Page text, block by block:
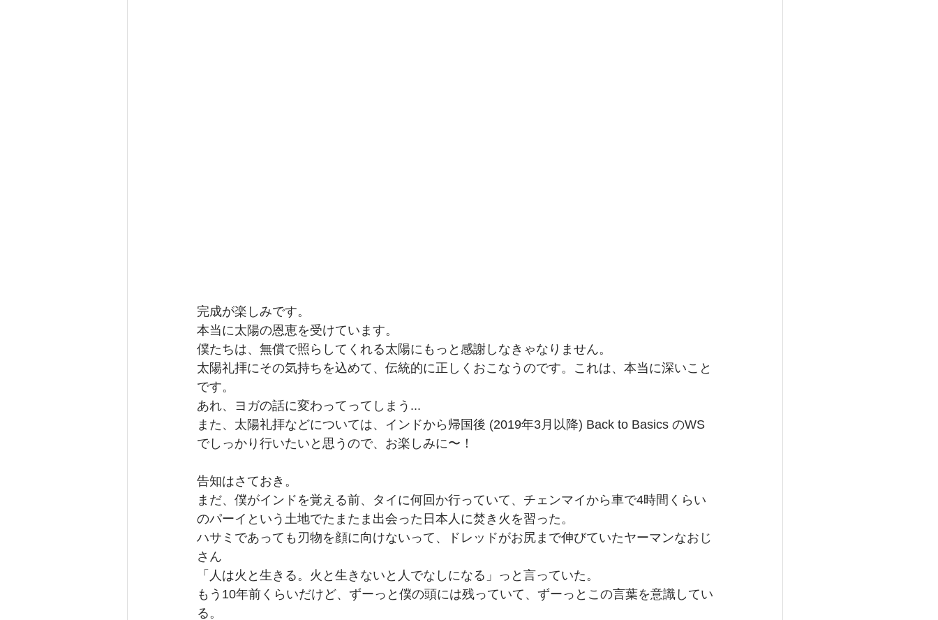
完成が楽しみです。
本当に太陽の恩恵を受けています。
僕たちは、無償で照らしてくれる太陽にもっと感謝しなきゃなりません。
太陽礼拝にその気持ちを込めて、伝統的に正しくおこなうのです。これは、本当に深いこと
です。
あれ、ヨガの話に変わってってしまう...
また、太陽礼拝などについては、インドから帰国後 (2019年3月以降) Back to Basics のWS
でしっかり行いたいと思うので、お楽しみに〜！
告知はさておき。
まだ、僕がインドを覚える前、タイに何回か行っていて、チェンマイから車で4時間くらい
のパーイという土地でたまたま出会った日本人に焚き火を習った。
ハサミであっても刃物を顔に向けないって、ドレッドがお尻まで伸びていたヤーマンなおじ
さん
「人は火と生きる。火と生きないと人でなしになる」っと言っていた。
もう10年前くらいだけど、ずーっと僕の頭には残っていて、ずーっとこの言葉を意識してい
る。